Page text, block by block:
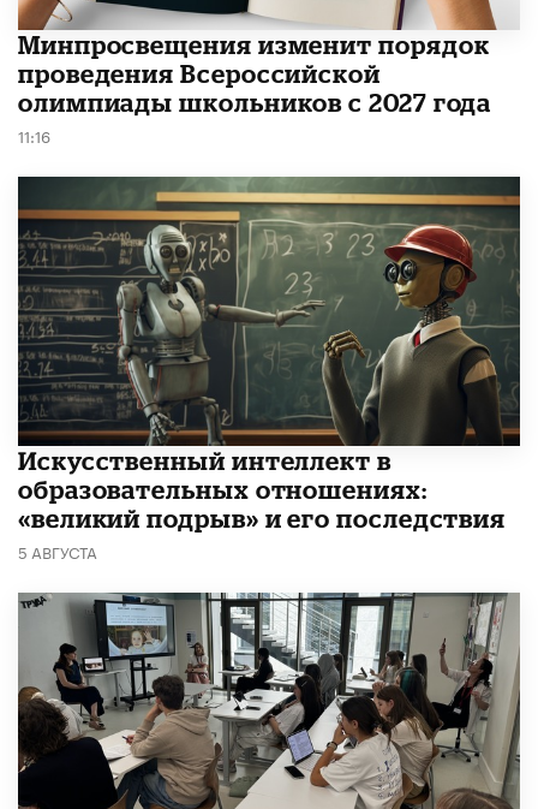
Минпросвещения изменит порядок
проведения Всероссийской
олимпиады школьников с 2027 года
11:16
​Искусственный интеллект в
образовательных отношениях:
«великий подрыв» и его последствия
5 АВГУСТА